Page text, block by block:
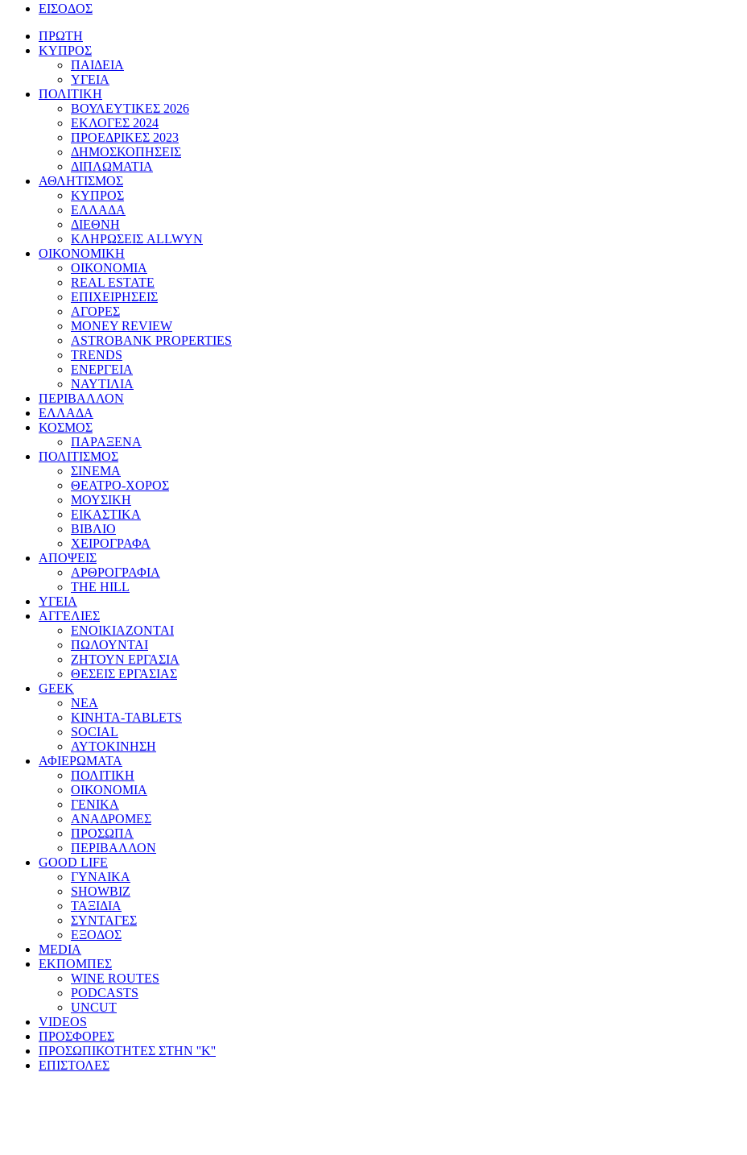
ΕΙΣΟΔΟΣ
ΠΡΩΤΗ
ΚΥΠΡΟΣ
ΠΑΙΔΕΙΑ
ΥΓΕΙΑ
ΠΟΛΙΤΙΚΗ
ΒΟΥΛΕΥΤΙΚΕΣ 2026
ΕΚΛΟΓΕΣ 2024
ΠΡΟΕΔΡΙΚΕΣ 2023
ΔΗΜΟΣΚΟΠΗΣΕΙΣ
ΔΙΠΛΩΜΑΤΙΑ
ΑΘΛΗΤΙΣΜΟΣ
ΚΥΠΡΟΣ
ΕΛΛΑΔΑ
ΔΙΕΘΝΗ
ΚΛΗΡΩΣΕΙΣ ALLWYN
ΟΙΚΟΝΟΜΙΚΗ
ΟΙΚΟΝΟΜΙΑ
REAL ESTATE
ΕΠΙΧΕΙΡΗΣΕΙΣ
ΑΓΟΡΕΣ
MONEY REVIEW
ASTROBANK PROPERTIES
TRENDS
ΕΝΕΡΓΕΙΑ
ΝΑΥΤΙΛΙΑ
ΠΕΡΙΒΑΛΛΟΝ
ΕΛΛΑΔΑ
ΚΟΣΜΟΣ
ΠΑΡΑΞΕΝΑ
ΠΟΛΙΤΙΣΜΟΣ
ΣΙΝΕΜΑ
ΘΕΑΤΡΟ-ΧΟΡΟΣ
ΜΟΥΣΙΚΗ
ΕΙΚΑΣΤΙΚΑ
ΒΙΒΛΙΟ
ΧΕΙΡΟΓΡΑΦΑ
ΑΠΟΨΕΙΣ
ΑΡΘΡΟΓΡΑΦΙΑ
THE HILL
ΥΓΕΙΑ
ΑΓΓΕΛΙΕΣ
ΕΝΟΙΚΙΑΖΟΝΤΑΙ
ΠΩΛΟΥΝΤΑΙ
ΖΗΤΟΥΝ ΕΡΓΑΣΙΑ
ΘΕΣΕΙΣ ΕΡΓΑΣΙΑΣ
GEEK
ΝΕΑ
ΚΙΝΗΤΑ-TABLETS
SOCIAL
ΑΥΤΟΚΙΝΗΣΗ
ΑΦΙΕΡΩΜΑΤΑ
ΠΟΛΙΤΙΚΗ
ΟΙΚΟΝΟΜΙΑ
ΓΕΝΙΚΑ
ΑΝΑΔΡΟΜΕΣ
ΠΡΟΣΩΠΑ
ΠΕΡΙΒΑΛΛΟΝ
GOOD LIFE
ΓΥΝΑΙΚΑ
SHOWBIZ
ΤΑΞΙΔΙΑ
ΣΥΝΤΑΓΕΣ
ΕΞΟΔΟΣ
MEDIA
ΕΚΠΟΜΠΕΣ
WINE ROUTES
PODCASTS
UNCUT
VIDEOS
ΠΡΟΣΦΟΡΕΣ
ΠΡΟΣΩΠΙΚΟΤΗΤΕΣ ΣΤΗΝ ''Κ''
ΕΠΙΣΤΟΛΕΣ